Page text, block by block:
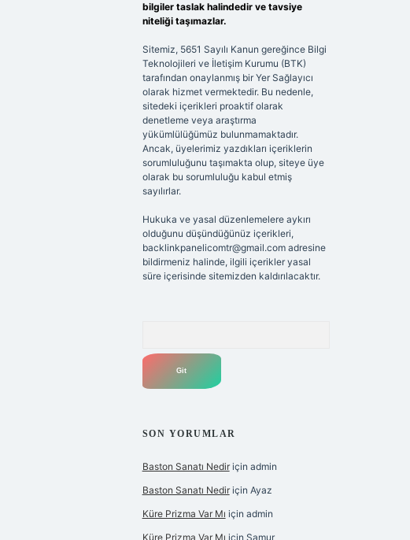
bilgiler taslak halindedir ve tavsiye
niteliği taşımazlar.
Sitemiz, 5651 Sayılı Kanun gereğince Bilgi
Teknolojileri ve İletişim Kurumu (BTK)
tarafından onaylanmış bir Yer Sağlayıcı
olarak hizmet vermektedir. Bu nedenle,
sitedeki içerikleri proaktif olarak
denetleme veya araştırma
yükümlülüğümüz bulunmamaktadır.
Ancak, üyelerimiz yazdıkları içeriklerin
sorumluluğunu taşımakta olup, siteye üye
olarak bu sorumluluğu kabul etmiş
sayılırlar.
Hukuka ve yasal düzenlemelere aykırı
olduğunu düşündüğünüz içerikleri,
backlinkpanelicomtr@gmail.comadresine
bildirmeniz halinde, ilgili içerikler yasal
süre içerisinde sitemizden kaldırılacaktır.
SON YORUMLAR
Baston Sanatı Nediriçin admin
Baston Sanatı Nediriçin Ayaz
Küre Prizma Var Mı için admin
Küre Prizma Var Mı için Samur